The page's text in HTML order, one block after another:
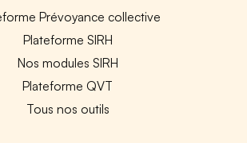
Prévoyance collective
Plateforme SIRH
Nos modules SIRH
Plateforme QVT
Tous nos outils